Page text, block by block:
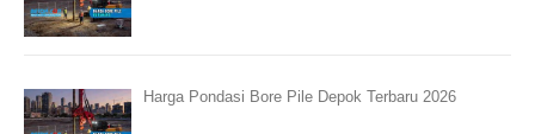
Harga Pondasi Bore Pile Depok Terbaru 2026